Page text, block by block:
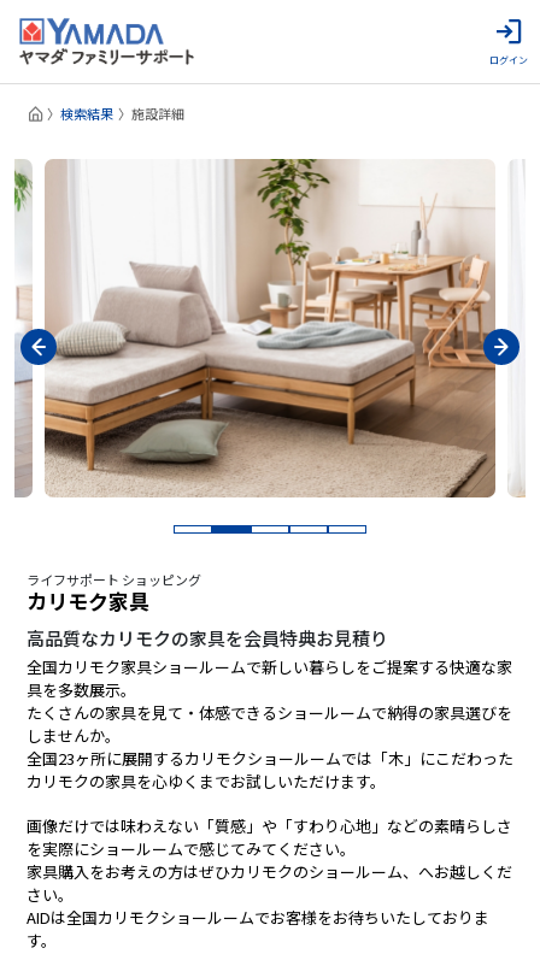
ログイン
検索結果 施設詳細
ライフサポート ショッピング
カリモク家具
高品質なカリモクの家具を会員特典お見積り
全国カリモク家具ショールームで新しい暮らしをご提案する快適な家
具を多数展示。
たくさんの家具を見て・体感できるショールームで納得の家具選びを
しませんか。
全国23ヶ所に展開するカリモクショールームでは「木」にこだわった
カリモクの家具を心ゆくまでお試しいただけます。
画像だけでは味わえない「質感」や「すわり心地」などの素晴らしさ
を実際にショールームで感じてみてください。
家具購入をお考えの方はぜひカリモクのショールーム、へお越しくだ
さい。
AIDは全国カリモクショールームでお客様をお待ちいたしておりま
す。